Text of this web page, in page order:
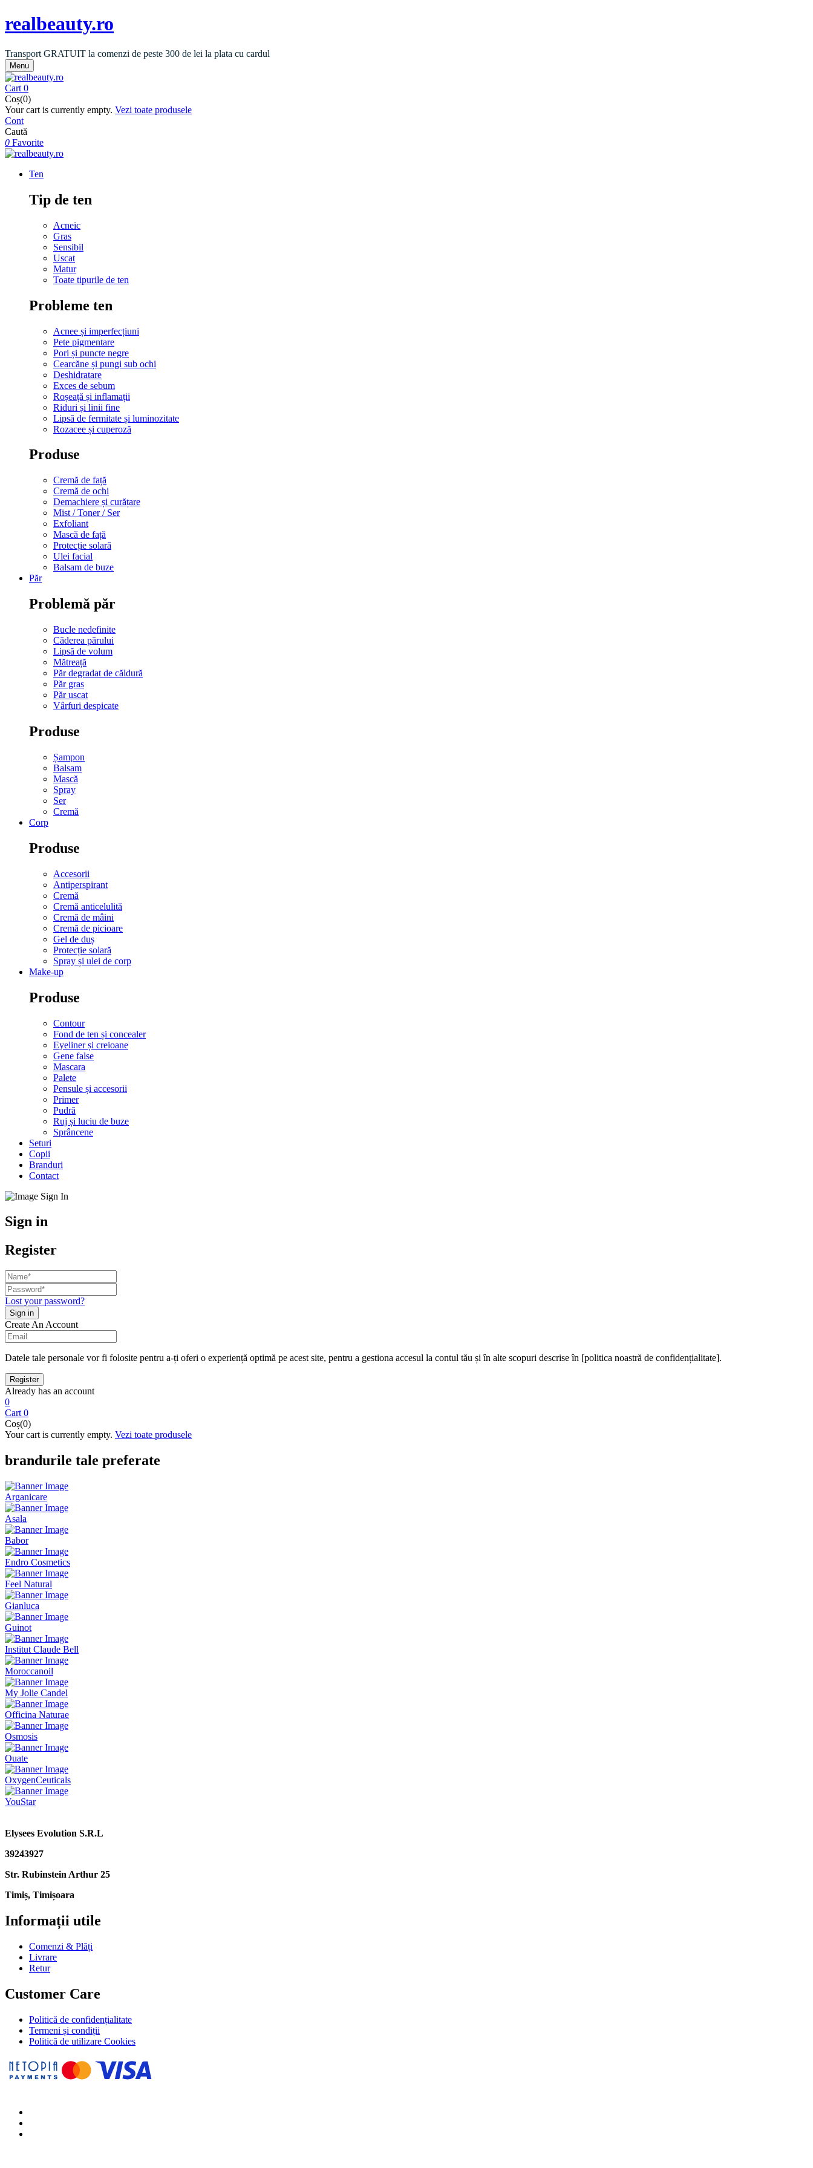
realbeauty.ro
Transport GRATUIT la comenzi de peste 300 de lei la plata cu cardul
Menu
Cart 0
Coș(0)
Your cart is currently empty. Vezi toate produsele
Cont
Caută
0 Favorite
Ten
Tip de ten
Acneic
Gras
Sensibil
Uscat
Matur
Toate tipurile de ten
Probleme ten
Acnee și imperfecțiuni
Pete pigmentare
Pori și puncte negre
Cearcăne și pungi sub ochi
Deshidratare
Exces de sebum
Roșeață și inflamații
Riduri și linii fine
Lipsă de fermitate și luminozitate
Rozacee și cuperoză
Produse
Cremă de față
Cremă de ochi
Demachiere și curățare
Mist / Toner / Ser
Exfoliant
Mască de față
Protecție solară
Ulei facial
Balsam de buze
Păr
Problemă păr
Bucle nedefinite
Căderea părului
Lipsă de volum
Mătreață
Păr degradat de căldură
Păr gras
Păr uscat
Vârfuri despicate
Produse
Șampon
Balsam
Mască
Spray
Ser
Cremă
Corp
Produse
Accesorii
Antiperspirant
Cremă
Cremă anticelulită
Cremă de mâini
Cremă de picioare
Gel de duș
Protecție solară
Spray și ulei de corp
Make-up
Produse
Contour
Fond de ten și concealer
Eyeliner și creioane
Gene false
Mascara
Palete
Pensule și accesorii
Primer
Pudră
Ruj și luciu de buze
Sprâncene
Seturi
Copii
Branduri
Contact
Sign in
Register
Lost your password?
Create An Account
Datele tale personale vor fi folosite pentru a-ți oferi o experiență optimă pe acest site, pentru a gestiona accesul la contul tău și în alte scopuri descrise în [politica noastră de confidențialitate].
Already has an account
0
Cart 0
Coș(0)
Your cart is currently empty. Vezi toate produsele
brandurile tale preferate
Arganicare
Asala
Babor
Endro Cosmetics
Feel Natural
Gianluca
Guinot
Institut Claude Bell
Moroccanoil
My Jolie Candel
Officina Naturae
Osmosis
Ouate
OxygenCeuticals
YouStar
Elysees Evolution S.R.L
39243927
Str. Rubinstein Arthur 25
Timiș, Timișoara
Informații utile
Comenzi & Plăți
Livrare
Retur
Customer Care
Politică de confidențialitate
Termeni și condiții
Politică de utilizare Cookies